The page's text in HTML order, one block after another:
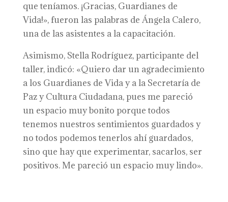
que teníamos. ¡Gracias, Guardianes de
Vida!», fueron las palabras de Ángela Calero,
una de las asistentes a la capacitación.
Asimismo, Stella Rodríguez, participante del
taller, indicó: «Quiero dar un agradecimiento
a los Guardianes de Vida y a la Secretaría de
Paz y Cultura Ciudadana, pues me pareció
un espacio muy bonito porque todos
tenemos nuestros sentimientos guardados y
no todos podemos tenerlos ahí guardados,
sino que hay que experimentar, sacarlos, ser
positivos. Me pareció un espacio muy lindo».